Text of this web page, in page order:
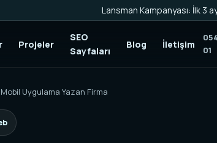
Lansman Kampanyası: İlk 3
Projeler
SEO
Sayfaları
Blog İletişim
01
Uygulama Yazan Firma